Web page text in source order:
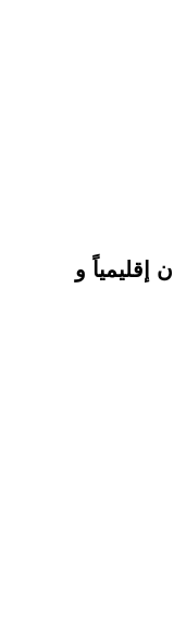
إقليمياً و